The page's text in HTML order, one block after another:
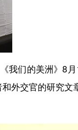
们的美洲》8月
外交官的研究文